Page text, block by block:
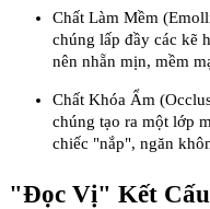
Chất Làm Mềm
chúng lấp đầy các kẽ
nên nhẵn mịn, mềm
Chất Khóa Ẩm
chúng tạo ra một lớp
chiếc "nắp", ngăn
"Đọc Vị" Kết